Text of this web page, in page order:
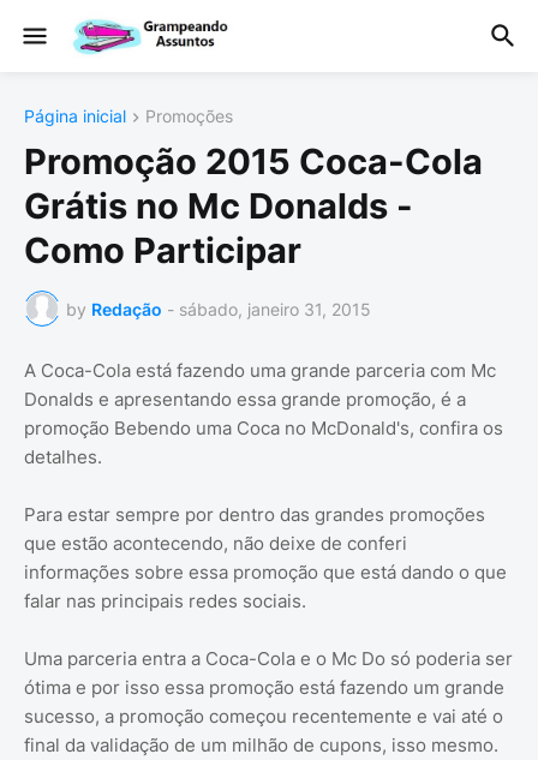
Página inicial Promoções
Promoção 2015 Coca-Cola
Grátis no Mc Donalds -
Como Participar
by Redação - sábado, janeiro 31, 2015
A Coca-Cola está fazendo uma grande parceria com Mc
Donalds e apresentando essa grande promoção, é a
promoção Bebendo uma Coca no McDonald's, confira os
detalhes.
Para estar sempre por dentro das grandes promoções
que estão acontecendo, não deixe de conferi
informações sobre essa promoção que está dando o que
falar nas principais redes sociais.
Uma parceria entra a Coca-Cola e o Mc Do só poderia ser
ótima e por isso essa promoção está fazendo um grande
sucesso, a promoção começou recentemente e vai até o
final da validação de um milhão de cupons, isso mesmo.